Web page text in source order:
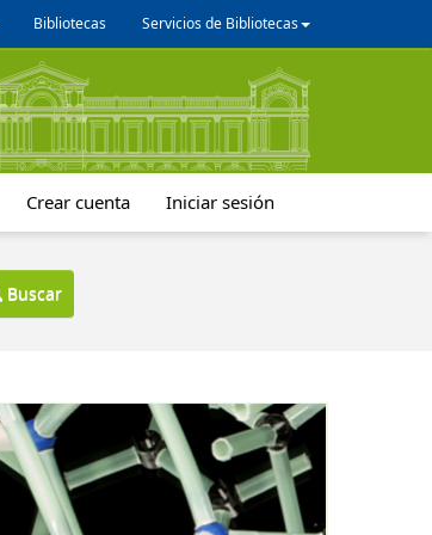
Bibliotecas Servicios de Bibliotecas
Crear cuenta Iniciar sesión
Buscar